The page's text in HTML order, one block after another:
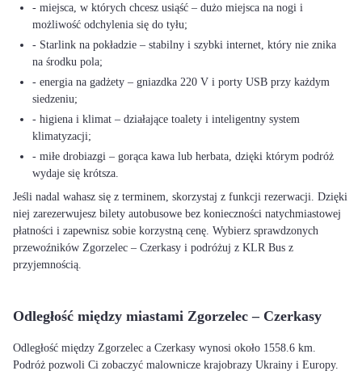
- miejsca, w których chcesz usiąść – dużo miejsca na nogi i
możliwość odchylenia się do tyłu;
- Starlink na pokładzie – stabilny i szybki internet, który nie znika
na środku pola;
- energia na gadżety – gniazdka 220 V i porty USB przy każdym
siedzeniu;
- higiena i klimat – działające toalety i inteligentny system
klimatyzacji;
- miłe drobiazgi – gorąca kawa lub herbata, dzięki którym podróż
wydaje się krótsza.
Jeśli nadal wahasz się z terminem, skorzystaj z funkcji rezerwacji. Dzięki
niej zarezerwujesz bilety autobusowe bez konieczności natychmiastowej
płatności i zapewnisz sobie korzystną cenę. Wybierz sprawdzonych
przewoźników Zgorzelec – Czerkasy i podróżuj z KLR Bus z
przyjemnością.
Odległość między miastami Zgorzelec – Czerkasy
Odległość między Zgorzelec a Czerkasy wynosi około 1558.6 km.
Podróż pozwoli Ci zobaczyć malownicze krajobrazy Ukrainy i Europy.